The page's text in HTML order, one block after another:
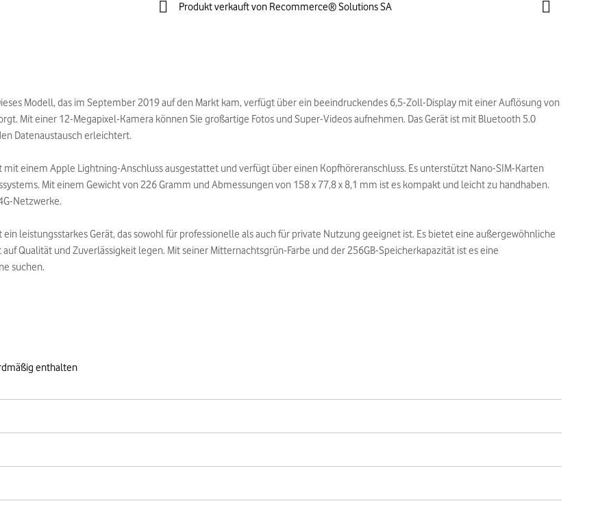
Produkt verkauft von Recommerce® Solutions SA
Modell, das im September 2019 auf den Markt kam, verfügt über ein beeindruckendes 6,5-Zoll-Display mit einer Auflösung von
Mit einer 12-Megapixel-Kamera können Sie großartige Fotos und Super-Videos aufnehmen. Das Gerät ist mit Bluetooth 5.0
Datenaustausch erleichtert.
mit einem Apple Lightning-Anschluss ausgestattet und verfügt über einen Kopfhöreranschluss. Es unterstützt Nano-SIM-Karten
Mit einem Gewicht von 226 Gramm und Abmessungen von 158 x 77,8 x 8,1 mm ist es kompakt und leicht zu handhaben.
Netzwerke.
leistungsstarkes Gerät, das sowohl für professionelle als auch für private Nutzung geeignet ist. Es bietet eine außergewöhnliche
Qualität und Zuverlässigkeit legen. Mit seiner Mitternachtsgrün-Farbe und der 256GB-Speicherkapazität ist es eine
suchen.
enthalten